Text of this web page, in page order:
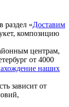
раздел «Доставим
композицию
центрам,
от 4000
наших
зависит от